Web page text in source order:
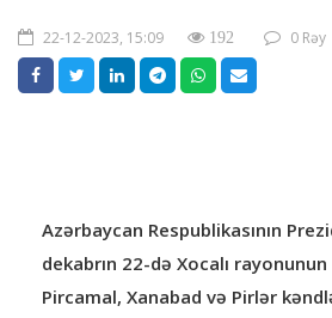
22-12-2023, 15:09 192 0 Rəy
Azərbaycan Respublikasının
dekabrın 22-də Xocalı rayonunun
Pircamal, Xanabad və Pirlər